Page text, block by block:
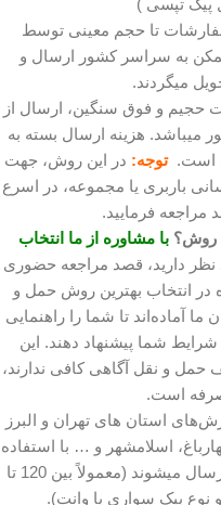
تا حجم معینی توسط
به سراسر کشور ارسال و
میگردند.
حجیم و فوق سنگین، ارسال از
میباشد. هزینه ارسال بسته به
است. توجه: در این روش، جهت
باربری یا مجموعه، در اسرع
مراجعه فرمایید.
روش؟ با مشاوره از ما انتخاب
دارید، قصد مراجعه حضوری
در انتخاب بهترین روش حمل و
آماده‌اند تا شما را راهنمایی
شرایط شما پیشنهاد دهند. این
و نقل آگاهی کافی ندارند،
است.
استان های تهران و البرز
اسلامشهر و … با استفاده
از اسنپ یا پیک با تعرفه های اقتصادی ارسال میشوند (معمولاً بین 120 تا